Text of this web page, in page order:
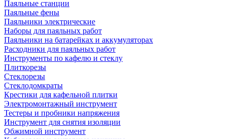
Паяльные станции
Паяльные фены
Паяльники электрические
Наборы для паяльных работ
Паяльники на батарейках и аккумуляторах
Расходники для паяльных работ
Инструменты по кафелю и стеклу
Плиткорезы
Стеклорезы
Стеклодомкраты
Крестики для кафельной плитки
Электромонтажный инструмент
Тестеры и пробники напряжения
Инструмент для снятия изоляции
Обжимной инструмент